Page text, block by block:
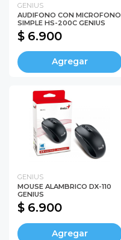
GENIUS
AUDIFONO CON MICROFONO
SIMPLE HS-200C GENIUS
$ 6.900
Agregar
GENIUS
MOUSE ALAMBRICO DX-110
GENIUS
$ 6.900
Agregar